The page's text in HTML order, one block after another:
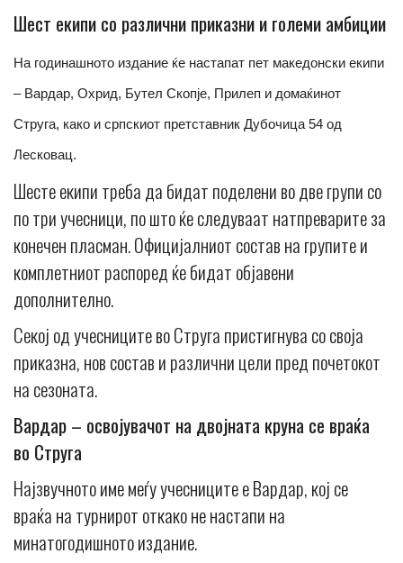
Шест екипи со различни приказни и големи амбиции
На годинашното издание ќе настапат пет македонски екипи
– Вардар, Охрид, Бутел Скопје, Прилеп и домаќинот
Струга, како и српскиот претставник Дубочица 54 од
Лесковац.
Шесте екипи треба да бидат поделени во две групи со
по три учесници, по што ќе следуваат натпреварите за
конечен пласман. Официјалниот состав на групите и
комплетниот распоред ќе бидат објавени
дополнително.
Секој од учесниците во Струга пристигнува со своја
приказна, нов состав и различни цели пред почетокот
на сезоната.
Вардар – освојувачот на двојната круна се враќа
во Струга
Најзвучното име меѓу учесниците е Вардар, кој се
враќа на турнирот откако не настапи на
минатогодишното издание.